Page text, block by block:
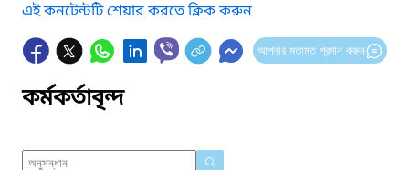
এই কনটেন্টটি শেয়ার করতে ক্লিক করুন
আপনার মতামত প্রদান করুন
কর্মকর্তাবৃন্দ